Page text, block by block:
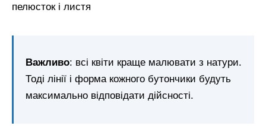
пелюсток і листя
Важливо: всі квіти краще малювати з натури.
Тоді лінії і форма кожного бутончики будуть
максимально відповідати дійсності.